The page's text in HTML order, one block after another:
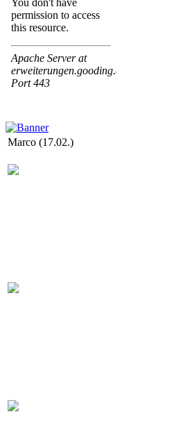
Marco (17.02.)